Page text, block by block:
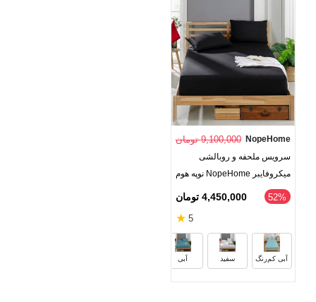
NopeHome 9,100,000 تومان
سرویس ملحفه و روبالشی
میکروفایبر NopeHome نوپه هوم
52% 4,450,000 تومان
5
★
آبی کم‌رنگ سفید آبی